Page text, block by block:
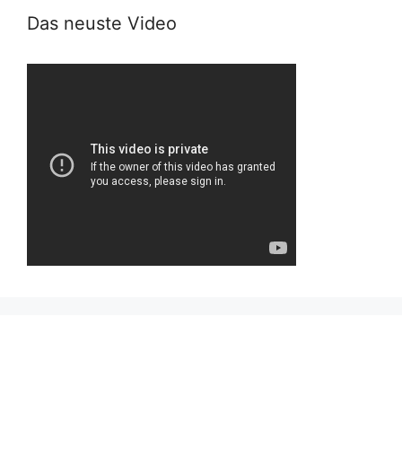
Das neuste Video